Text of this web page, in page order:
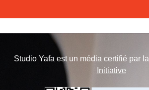
Studio Yafa est un média certifié par la
Initiative